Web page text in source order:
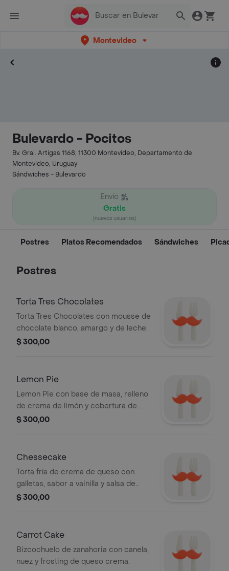
Montevideo
Bulevardo - Pocitos
Bv. Gral. Artigas 1168, 11300 Montevideo, Departamento de
Montevideo, Uruguay
Sándwiches - Bulevardo
Envío
Gratis
(nuevos usuarios)
Postres Platos Recomendados Sándwiches
Postres
Torta Tres Chocolates
Torta Tres Chocolates con mousse de
chocolate blanco, amargo y de leche.
$ 300,00
Lemon Pie
Lemon Pie con base de masa, relleno
de crema de limón y cobertura de
merengue suizo.
$ 300,00
Chessecake
Torta fría de crema de queso con
galletas, sabor a vainilla y salsa de
frutos rojos.
$ 300,00
Carrot Cake
Bizcochuelo de zanahoria con canela,
nuez y frosting de queso crema.